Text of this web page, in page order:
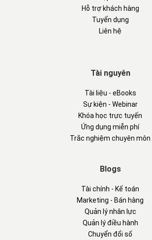
Hỗ trợ khách hàng
Tuyển dụng
Liên hệ
Tài nguyên
Tài liệu - eBooks
Sự kiện - Webinar
Khóa học trực tuyến
Ứng dụng miễn phí
Trắc nghiệm chuyên môn
Blogs
Tài chính - Kế toán
Marketing - Bán hàng
Quản lý nhân lực
Quản lý điều hành
Chuyển đổi số